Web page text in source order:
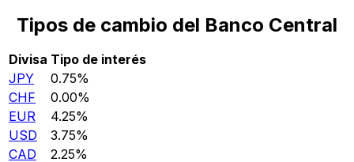
Tipos de cambio del Banco Central
Divisa Tipo de interés
JPY
0.75%
CHF
0.00%
EUR
4.25%
USD
3.75%
CAD
2.25%